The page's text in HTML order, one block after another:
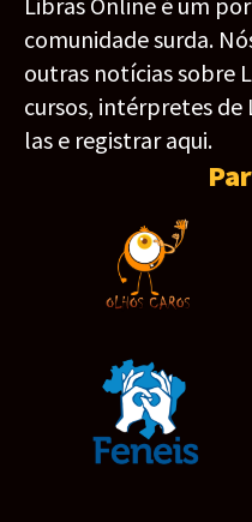
comunidade surda.
outras notícias sobre
cursos, intérpretes de
las e registrar aqui.